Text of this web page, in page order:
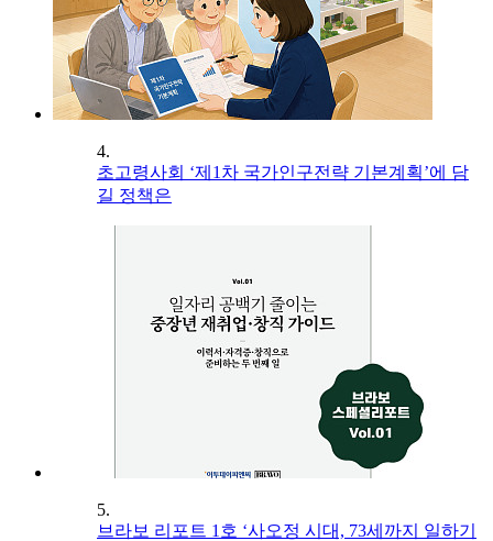
4.
초고령사회 ‘제1차 국가인구전략 기본계획’에 담
길 정책은
5.
브라보 리포트 1호 ‘사오정 시대, 73세까지 일하기